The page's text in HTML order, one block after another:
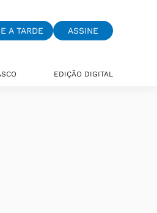
A TARDE ASSINE
EDIÇÃO DIGITAL